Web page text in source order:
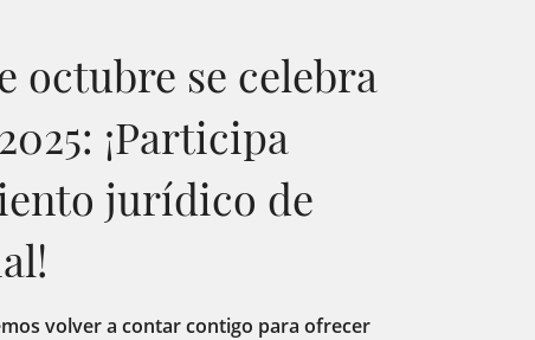
octubre se celebra
¡Participa
jurídico de
volver a contar contigo para ofrecer